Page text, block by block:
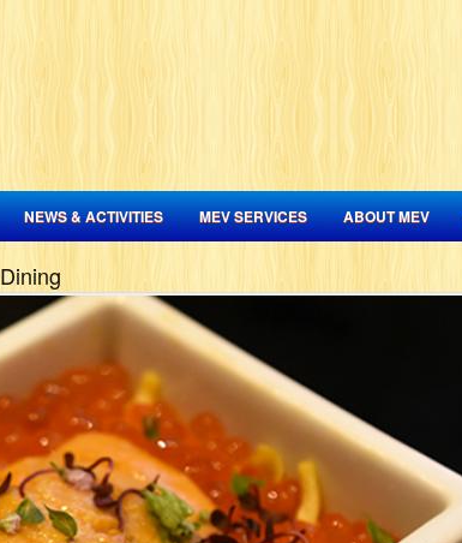
NEWS & ACTIVITIES MEV SERVICES ABOUT MEV
Dining